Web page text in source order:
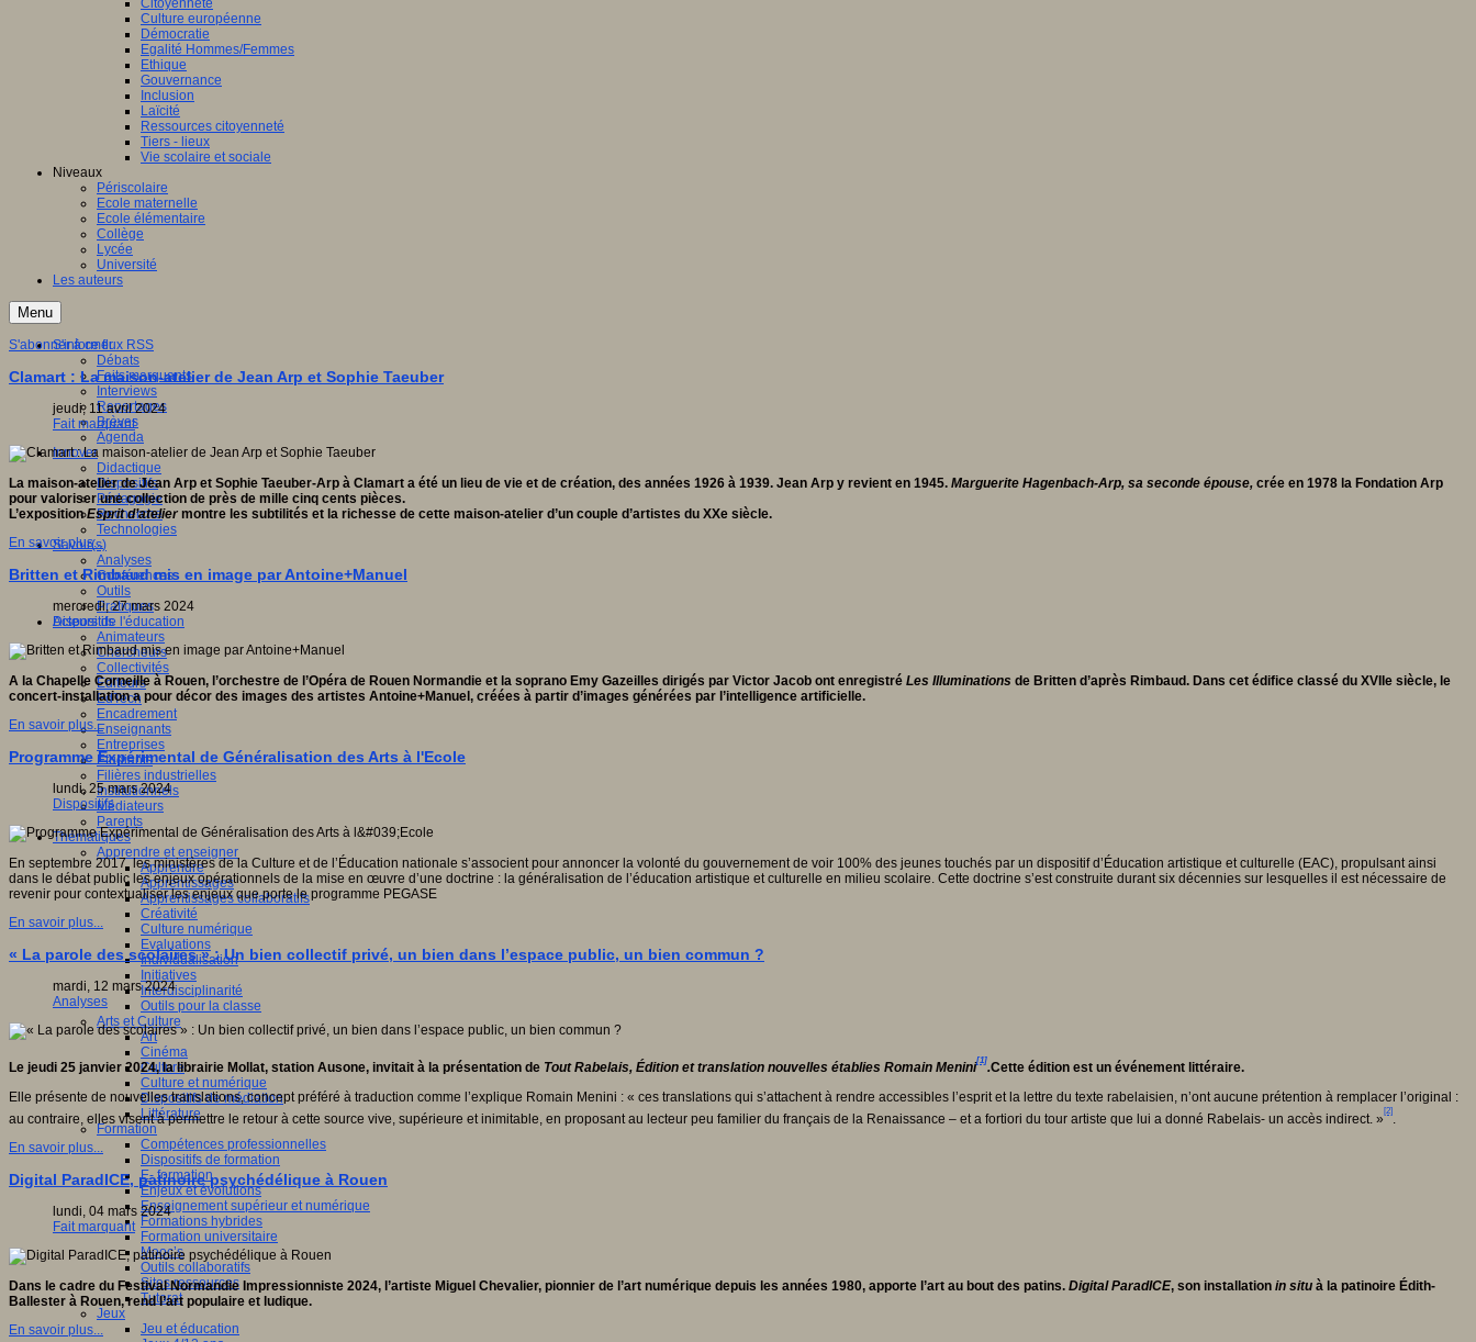
Citoyenneté
Culture européenne
Démocratie
Egalité Hommes/Femmes
Ethique
Gouvernance
Inclusion
Laïcité
Ressources citoyenneté
Tiers - lieux
Vie scolaire et sociale
Niveaux
Périscolaire
Ecole maternelle
Ecole élémentaire
Collège
Lycée
Université
Les auteurs
Menu
S'informer
Débats
Faits marquants
Interviews
Reportages
Brèves
Agenda
Innover
Didactique
Dispositifs
Pédagogie
Recherche
Technologies
Savoir(s)
Analyses
Conférences
Outils
Pratiques
Acteurs de l'éducation
Animateurs
Chercheurs
Collectivités
Editeurs
EdTech
Encadrement
Enseignants
Entreprises
Etudiants
Filières industrielles
Institutionnels
Médiateurs
Parents
Thématiques
Apprendre et enseigner
Apprendre
Apprentissages
Apprentissages collaboratifs
Créativité
Culture numérique
Evaluations
Individualisation
Initiatives
Interdisciplinarité
Outils pour la classe
Arts et Culture
Art
Cinéma
Culture
Culture et numérique
Dispositifs de médiation
Littérature
Formation
Compétences professionnelles
Dispositifs de formation
E- formation
Enjeux et évolutions
Enseignement supérieur et numérique
Formations hybrides
Formation universitaire
Mooc’s
Outils collaboratifs
Sites ressources
Tutorat
Jeux
Jeu et éducation
S'abonner à ce flux RSS
Clamart : La maison-atelier de Jean Arp et Sophie Taeuber
jeudi, 11 avril 2024
Fait marquant
La maison-atelier de Jean Arp et Sophie Taeuber-Arp à Clamart a été un lieu de vie et de création, des années 1926 à 1939. Jean Arp y revient en 1945. Marguerite Hagenbach-Arp, sa seconde épouse, crée en 1978 la Fondation Arp
pour valoriser une collection de près de mille cinq cents pièces.
L’expositionEsprit d’atelier montre les subtilités et la richesse de cette maison-atelier d’un couple d’artistes du XXe siècle.
En savoir plus...
Britten et Rimbaud mis en image par Antoine+Manuel
mercredi, 27 mars 2024
Dispositifs
A la Chapelle Corneille à Rouen, l’orchestre de l’Opéra de Rouen Normandie et la soprano Emy Gazeilles dirigés par Victor Jacob ont enregistré Les Illuminations de Britten d’après Rimbaud. Dans cet édifice classé du XVIIe siècle, le
concert-installation a pour décor des images des artistes Antoine+Manuel, créées à partir d’images générées par l’intelligence artificielle.
En savoir plus...
Programme Expérimental de Généralisation des Arts à l'Ecole
lundi, 25 mars 2024
Dispositifs
En septembre 2017, les ministères de la Culture et de l’Éducation nationale s’associent pour annoncer la volonté du gouvernement de voir 100% des jeunes touchés par un dispositif d’Éducation artistique et culturelle (EAC), propulsant ainsi
dans le débat public les enjeux opérationnels de la mise en œuvre d’une doctrine : la généralisation de l’éducation artistique et culturelle en milieu scolaire. Cette doctrine s’est construite durant six décennies sur lesquelles il est nécessaire de
revenir pour contextualiser les enjeux que porte le programme PEGASE
En savoir plus...
« La parole des scolaires » : Un bien collectif privé, un bien dans l’espace public, un bien commun ?
mardi, 12 mars 2024
Analyses
Le jeudi 25 janvier 2024, la librairie Mollat, station Ausone, invitait à la présentation de Tout Rabelais, Édition et translation nouvelles établies Romain Menini
[1]
.Cette édition est un événement littéraire.
Elle présente de nouvelles translations, concept préféré à traduction comme l’explique Romain Menini : « ces translations qui s’attachent à rendre accessibles l’esprit et la lettre du texte rabelaisien, n’ont aucune prétention à remplacer l’original :
au contraire, elles visent à permettre le retour à cette source vive, supérieure et inimitable, en proposant au lecteur peu familier du français de la Renaissance – et a fortiori du tour artiste que lui a donné Rabelais- un accès indirect. »
[2]
.
En savoir plus...
Digital ParadICE, patinoire psychédélique à Rouen
lundi, 04 mars 2024
Fait marquant
Dans le cadre du Festival Normandie Impressionniste 2024, l’artiste Miguel Chevalier, pionnier de l’art numérique depuis les années 1980, apporte l’art au bout des patins. Digital ParadICE, son installation in situ à la patinoire Édith-
Ballester à Rouen, rend l’art populaire et ludique.
En savoir plus...